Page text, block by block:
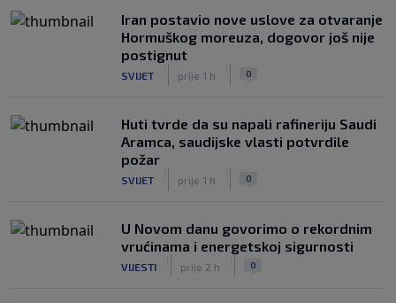
Iran postavio nove uslove za otvaranje
Hormuškog moreuza, dogovor još nije
postignut
SVIJET prije 1 h 0
Huti tvrde da su napali rafineriju Saudi
Aramca, saudijske vlasti potvrdile
požar
SVIJET prije 1 h 0
U Novom danu govorimo o rekordnim
vrućinama i energetskoj sigurnosti
VIJESTI prije 2 h 0